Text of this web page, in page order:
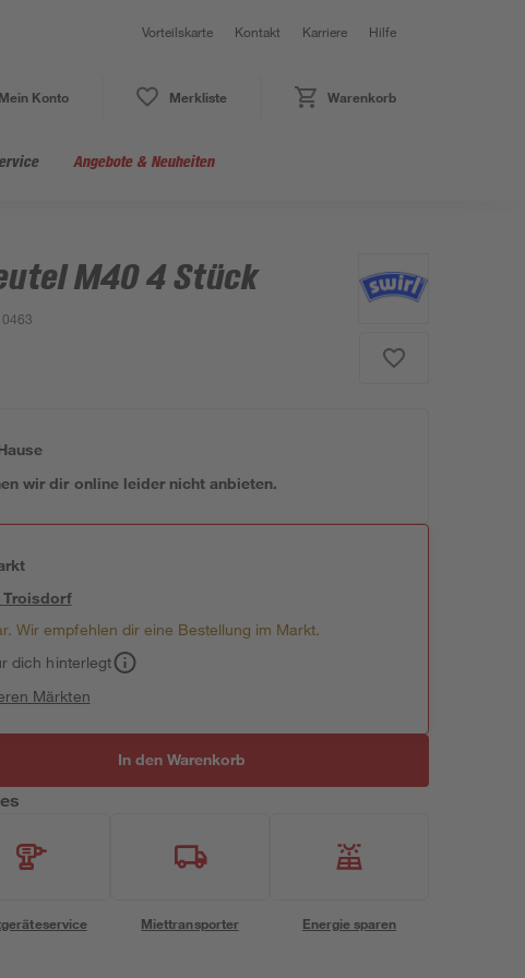
Vorteilskarte Kontakt Karriere Hilfe
Mein Konto Merkliste Warenkorb
Angebote & Neuheiten
M40 4 Stück
wir dir online leider nicht anbieten.
Troisdorf
Wir empfehlen dir eine Bestellung im Markt.
dich hinterlegt
Märkten
In den Warenkorb
Miettransporter Energie sparen